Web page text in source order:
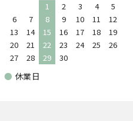
1
2 3 4
5
6
7 8 9 10 11
12
13
14 15 16 17 18
19
20
21 22 23 24 25
26
27
28 29 30
● 休業日